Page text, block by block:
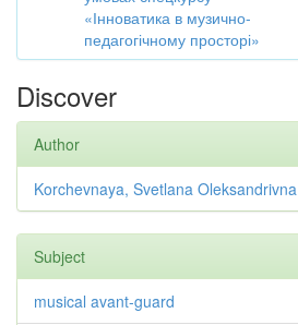
«Інноватика в музично-
педагогічному просторі»
Discover
Author
Korchevnaya, Svetlana Oleksandrivna
Subject
musical avant-guard